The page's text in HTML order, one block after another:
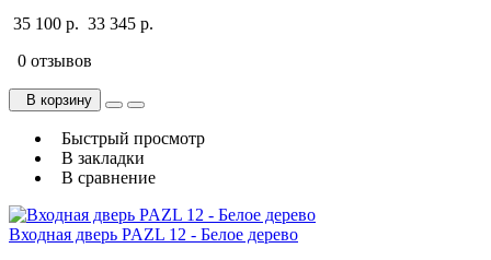
35 100 р. 33 345 р.
0 отзывов
В корзину
Быстрый просмотр
В закладки
В сравнение
Входная дверь PAZL 12 - Белое дерево